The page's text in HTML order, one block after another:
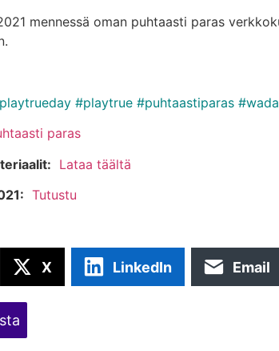
mennessä oman puhtaasti paras
#playtrue #puhtaastiparas
paras
Lataa täältä
Tutustu
X LinkedIn Email